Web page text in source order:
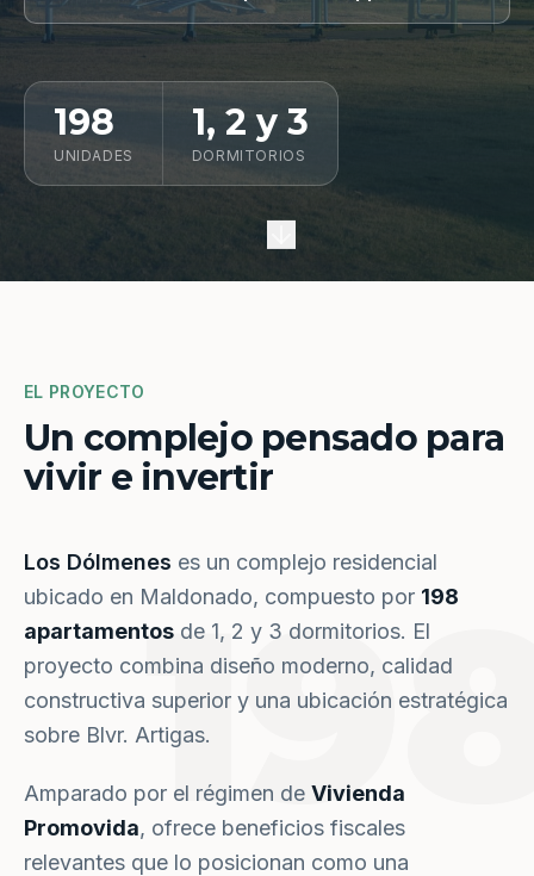
198
UNIDADES
1, 2 y 3
DORMITORIOS
EL PROYECTO
Un complejo pensado para
vivir e invertir
Los Dólmenes es un complejo residencial
ubicado en Maldonado, compuesto por 198
apartamentos de 1, 2 y 3 dormitorios. El
proyecto combina diseño moderno, calidad
constructiva superior y una ubicación estratégica
sobre Blvr. Artigas.
Amparado por el régimen de Vivienda
Promovida, ofrece beneficios fiscales
relevantes que lo posicionan como una